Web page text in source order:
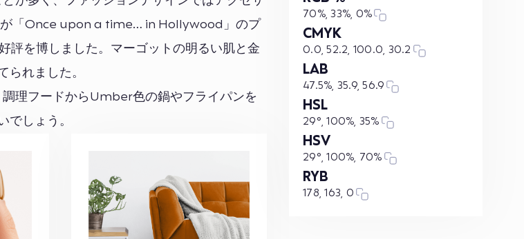
が「Once upon a time… in Hollywood」のプ
を博しました。マーゴットの明るい肌と金
れました。
理フードからUmber色の鍋やフライパンを
しょう。
70%, 33%, 0%
CMYK
0.0, 52.2, 100.0, 30.2
LAB
47.5%, 35.9, 56.9
HSL
29°, 100%, 35%
HSV
29°, 100%, 70%
RYB
178, 163, 0